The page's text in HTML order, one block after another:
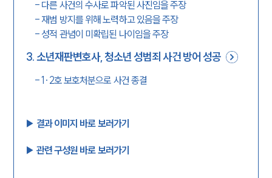
- 다른 사건의 수사로 파악된 사진임을 주장
- 재범 방지를 위해 노력하고 있음을 주장
- 성적 관념이 미확립된 나이임을 주장
3.소년재판변호사, 청소년 성범죄 사건 방어 성공
-1·2호 보호처분으로 사건 종결
▶︎ 결과 이미지 바로 보러가기
▶︎ 관련 구성원 바로 보러가기